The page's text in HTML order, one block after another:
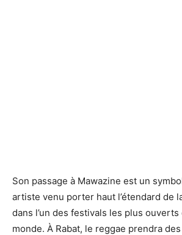
Son passage à Mawazine est un
artiste venu porter haut l’étendard de
dans l’un des festivals les plus
monde. À Rabat, le reggae prendra